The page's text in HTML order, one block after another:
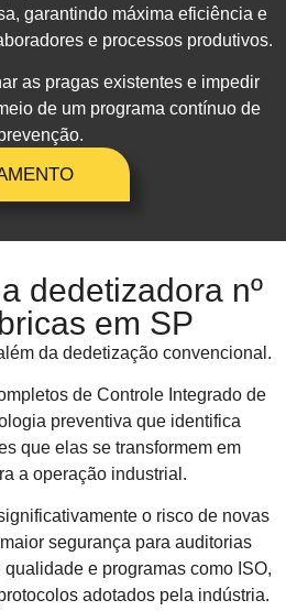
garantindo máxima eficiência e
e processos produtivos.
as pragas existentes e impedir
de um programa contínuo de
dedetizadora nº
em SP
da dedetização convencional.
de Controle Integrado de
preventiva que identifica
que elas se transformem em
a operação industrial.
o risco de novas
segurança para auditorias
e programas como ISO,
adotados pela indústria.